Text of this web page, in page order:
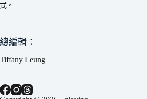
式。
總編輯：
Tiffany Leung